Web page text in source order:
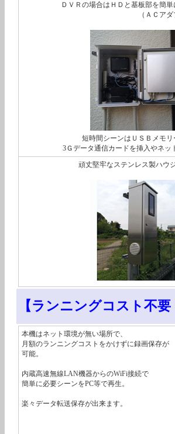
ＤＶＲの場合はＨＤと基板部を簡
（ＡＣア
短時間シーンはＵＳＢメモ
3Ｇデータ通信カードを挿入やネ
頑丈堅牢なステンレス製ハウ
【ランニングコスト不
本機はネット環境が無い場所で、
月額のランニングコストをかけずに録画保存が
可能。
内蔵高速無線LAN機器からのWiFi接続で
簡単に必要シーンをPC等で再生。
楽々データ転送保存が出来ます。